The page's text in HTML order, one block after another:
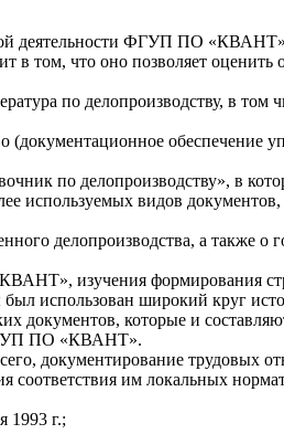
деятельности ФГУП ПО
в том, что оно позволяет
по делопроизводству, в
обеспечение
по делопроизводству», в
используемых видов
делопроизводства, а также
изучения формирования
использован широкий круг
документов, которые и
ФГУП ПО «КВАНТ».
документирование
соответствия им локальных
1993 г.;